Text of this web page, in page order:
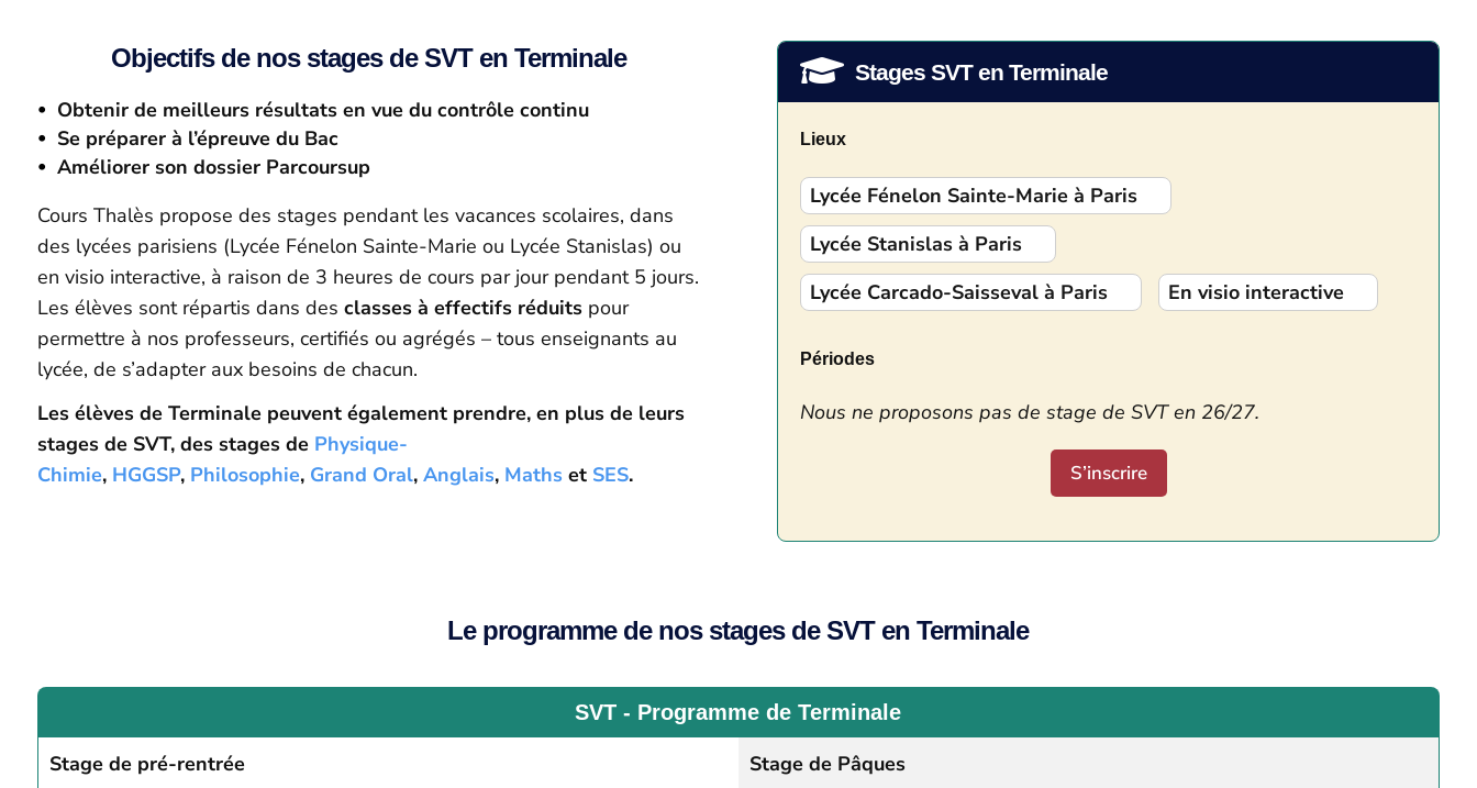
Objectifs de nos stages de SVT en Terminale
Obtenir de meilleurs résultats en vue du contrôle continu
Se préparer à l’épreuve du Bac
Améliorer son dossier Parcoursup
Cours Thalès propose des stages pendant les vacances scolaires, dans
des lycées parisiens (Lycée Fénelon Sainte-Marie ou Lycée Stanislas) ou
en visio interactive, à raison de 3 heures de cours par jour pendant 5 jours.
Les élèves sont répartis dans des classes à effectifs réduitspour
permettre à nos professeurs, certifiés ou agrégés – tous enseignants au
lycée, de s’adapter aux besoins de chacun.
Les élèves de Terminale peuvent également prendre, en plus de leurs
stages de SVT, des stages de Physique-
Chimie, HGGSP, Philosophie, Grand Oral, Anglais, Maths et SES.
 Stages SVT en Terminale
Lieux
Lycée Fénelon Sainte-Marie à Paris
Lycée Stanislas à Paris
Lycée Carcado-Saisseval à Paris
En visio interactive
Périodes
Nous ne proposons pas de stage de SVT en 26/27.
S’inscrire
Le programme de nos stages de SVT en Terminale
SVT - Programme de Terminale
Stage de pré-rentrée
Stage de Pâques